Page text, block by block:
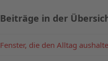
Beiträge in der
Fenster, die den Alltag